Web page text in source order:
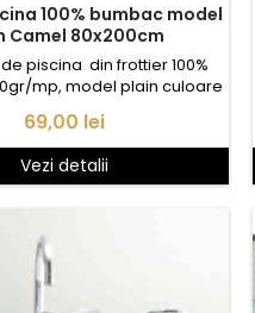
100% bumbac model
Camel 80x200cm
piscina din frottier 100%
mp, model plain culoare
Pret
69,00 lei
Vezi detalii